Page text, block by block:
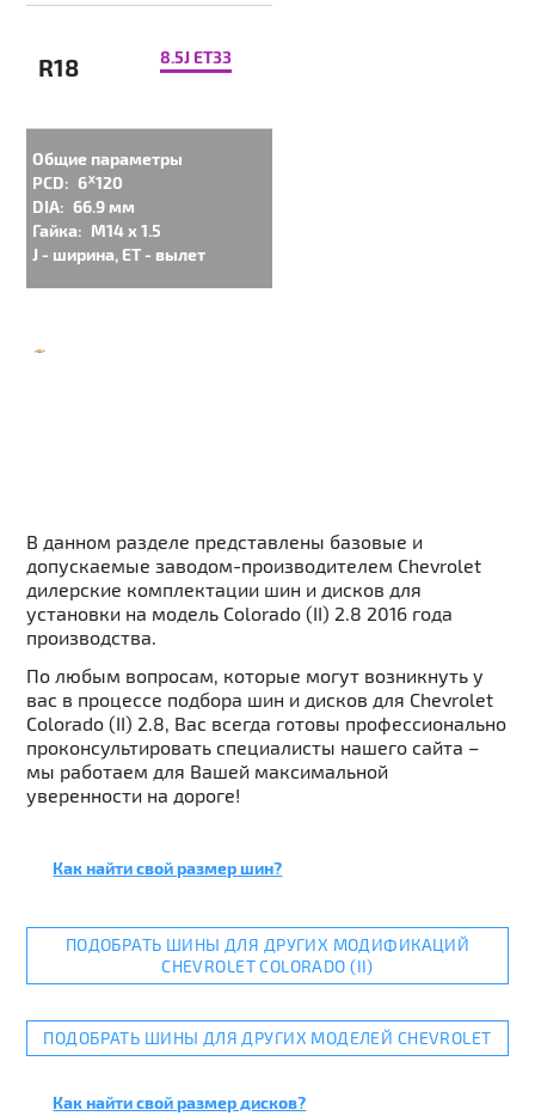
R18 8.5J ET33
Общие параметры
PCD: 6ᕁ120
DIA: 66.9 мм
Гайка: M14 x 1.5
J - ширина, ET - вылет
В данном разделе представлены базовые и
допускаемые заводом-производителем Chevrolet
дилерские комплектации шин и дисков для
установки на модель Colorado (II) 2.8 2016 года
производства.
По любым вопросам, которые могут возникнуть у
вас в процессе подбора шин и дисков для Chevrolet
Colorado (II) 2.8, Вас всегда готовы профессионально
проконсультировать специалисты нашего сайта –
мы работаем для Вашей максимальной
уверенности на дороге!
Как найти свой размер шин?
ПОДОБРАТЬ ШИНЫ ДЛЯ ДРУГИХ МОДИФИКАЦИЙ
CHEVROLET COLORADO (II)
ПОДОБРАТЬ ШИНЫ ДЛЯ ДРУГИХ МОДЕЛЕЙ CHEVROLET
Как найти свой размер дисков?